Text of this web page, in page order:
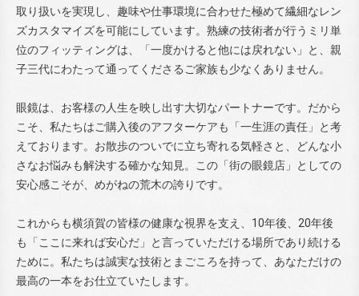
取り扱いを実現し、趣味や仕事環境に合わせた極めて繊細なレン
ズカスタマイズを可能にしています。熟練の技術者が行うミリ単
位のフィッティングは、「一度かけると他には戻れない」と、親
子三代にわたって通ってくださるご家族も少なくありません。
眼鏡は、お客様の人生を映し出す大切なパートナーです。だから
こそ、私たちはご購入後のアフターケアも「一生涯の責任」と考
えております。お散歩のついでに立ち寄れる気軽さと、どんな小
さなお悩みも解決する確かな知見。この「街の眼鏡店」としての
安心感こそが、めがねの荒木の誇りです。
これからも横須賀の皆様の健康な視界を支え、10年後、20年後
も「ここに来れば安心だ」と言っていただける場所であり続ける
ために。私たちは誠実な技術とまごころを持って、あなただけの
最高の一本をお仕立ていたします。